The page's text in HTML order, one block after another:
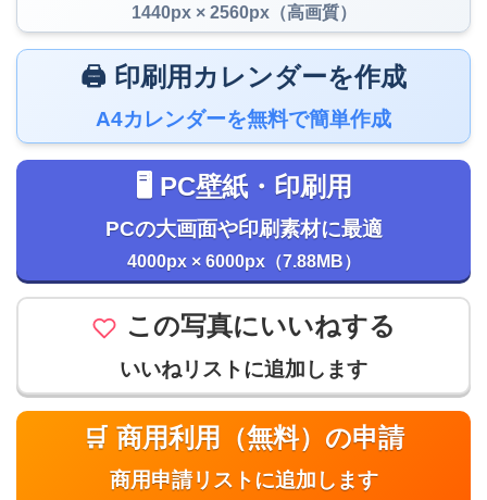
1440px × 2560px（高画質）
🖨️ 印刷用カレンダーを作成
A4カレンダーを無料で簡単作成
🖥️ PC壁紙・印刷用
PCの大画面や印刷素材に最適
4000px × 6000px（7.88MB）
この写真にいいねする
いいねリストに追加します
🛒 商用利用（無料）の申請
商用申請リストに追加します